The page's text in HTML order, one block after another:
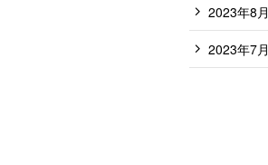
2023年8月
2023年7月